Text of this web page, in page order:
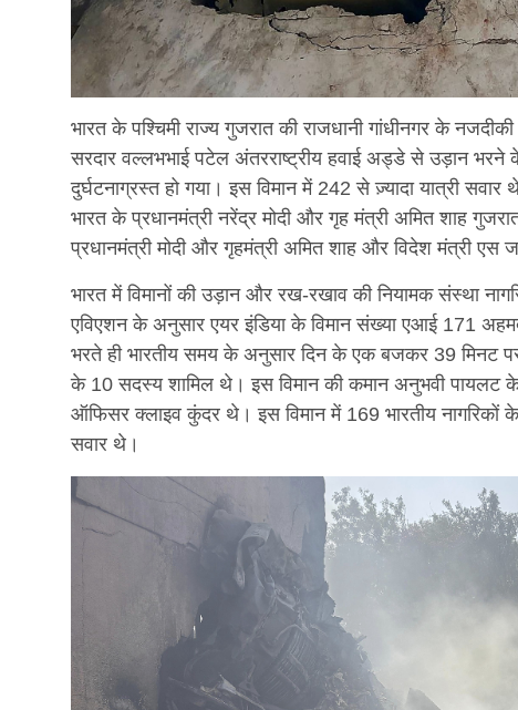
भारत के पश्चिमी राज्य गुजरात की राजधानी गांधीनगर के
सरदार वल्लभभाई पटेल अंतरराष्ट्रीय हवाई अड्डे से उड़ान भरने
दुर्घटनाग्रस्त हो गया। इस विमान में 242 से ज़्यादा यात्री
भारत के प्रधानमंत्री नरेंद्र मोदी और गृह मंत्री अमित शाह गुजरात
प्रधानमंत्री मोदी और गृहमंत्री अमित शाह और विदेश मंत्री
भारत में विमानों की उड़ान और रख-रखाव की नियामक संस्था
एविएशन के अनुसार एयर इंडिया के विमान संख्या एआई 171
भरते ही भारतीय समय के अनुसार दिन के एक बजकर 39 मिनट
के 10 सदस्य शामिल थे। इस विमान की कमान अनुभवी पायलट
ऑफिसर क्लाइव कुंदर थे। इस विमान में 169 भारतीय नागरिकों
सवार थे।